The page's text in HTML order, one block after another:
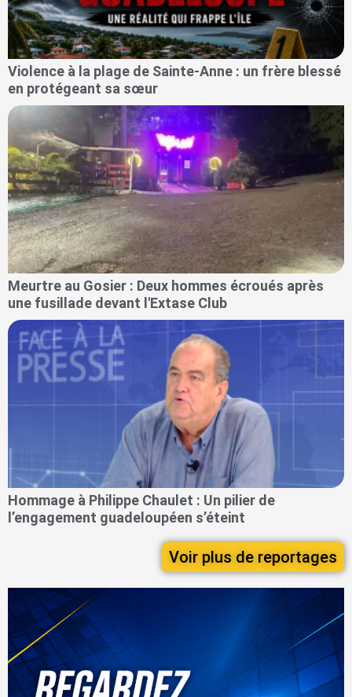
Violence à la plage de Sainte-Anne : un frère blessé
en protégeant sa sœur
Meurtre au Gosier : Deux hommes écroués après
une fusillade devant l'Extase Club
Hommage à Philippe Chaulet : Un pilier de
l’engagement guadeloupéen s’éteint
Voir plus de reportages